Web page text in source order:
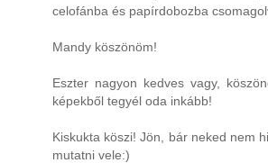
celofánba és papírdobozba
Mandy köszönöm!
Eszter nagyon kedves vagy,
képekből tegyél oda inkább!
Kiskukta köszi! Jön, bár neked nem
mutatni vele:)